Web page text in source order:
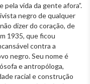
vida da gente afora”.
negro de qualquer
dizer do coração, de
1935, que ficou
contra a
negro. Seu nome é
e antropóloga,
racial e construção